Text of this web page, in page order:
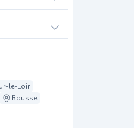
le-Loir
Bousse